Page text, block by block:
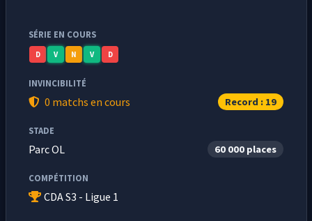
SÉRIE EN COURS
D V N V D
INVINCIBILITÉ
0 matchs en cours Record : 19
STADE
Parc OL 60 000 places
COMPÉTITION
CDA S3 - Ligue 1